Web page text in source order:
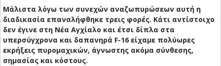
Μάλιστα λόγω των συνεχών αναζωπυρώσεων αυτή η
διαδικασία επαναλήφθηκε τρεις φορές. Κάτι αντίστοιχο
δεν έγινε στη Νέα Αγχίαλο και έτσι δίπλα στα
υπερσύγχρονα και δαπανηρά F-16 είχαμε πολύωρες
εκρήξεις πυρομαχικών, άγνωστης ακόμα σύνθεσης,
σημασίας και κόστους.